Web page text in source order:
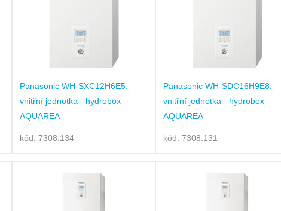
Panasonic WH-SXC12H6E5,
vnitřní jednotka - hydrobox
AQUAREA
kód: 7308.134
Panasonic WH-SDC16H9E8,
vnitřní jednotka - hydrobox
AQUAREA
kód: 7308.131